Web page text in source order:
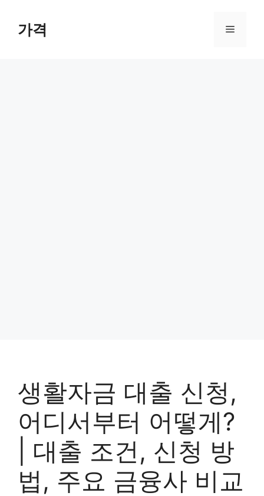
가격 메
생활자금 대출 신청,
어디서부터 어떻게?
| 대출 조건, 신청 방
법, 주요 금융사 비교